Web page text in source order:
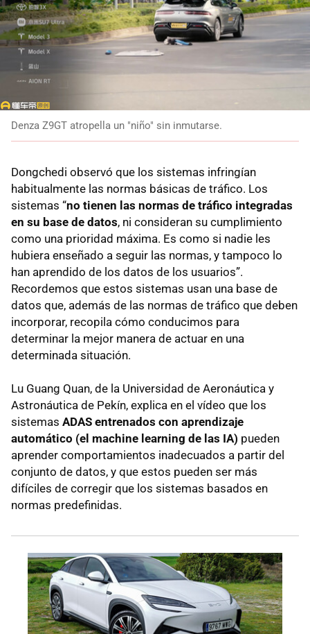
Denza Z9GT atropella un "niño" sin inmutarse.
Dongchedi observó que los sistemas infringían
habitualmente las normas básicas de tráfico. Los
sistemas “no tienen las normas de tráfico integradas
en su base de datos, ni consideran su cumplimiento
como una prioridad máxima. Es como si nadie les
hubiera enseñado a seguir las normas, y tampoco lo
han aprendido de los datos de los usuarios”.
Recordemos que estos sistemas usan una base de
datos que, además de las normas de tráfico que deben
incorporar, recopila cómo conducimos para
determinar la mejor manera de actuar en una
determinada situación.
Lu Guang Quan, de la Universidad de Aeronáutica y
Astronáutica de Pekín, explica en el vídeo que los
sistemas ADAS entrenados con aprendizaje
automático (el machine learning de las IA) pueden
aprender comportamientos inadecuados a partir del
conjunto de datos, y que estos pueden ser más
difíciles de corregir que los sistemas basados en
normas predefinidas.